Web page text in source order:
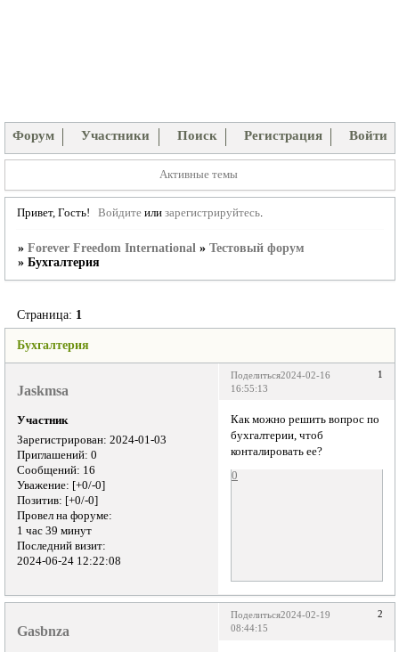
Форум Участники Поиск Регистрация Войти
Активные темы
Привет, Гость! Войдитеили зарегистрируйтесь.
» Forever Freedom International » Тестовый форум
» Бухгалтерия
Бухгалтерия
Страница: 1
Поделиться 1
2024-02-16
16:55:13
Jaskmsa
Участник
Зарегистрирован: 2024-01-03
Приглашений: 0
Сообщений: 16
Уважение: [+0/-0]
Позитив: [+0/-0]
Провел на форуме:
1 час 39 минут
Последний визит:
2024-06-24 12:22:08
Как можно решить вопрос по
бухгалтерии, чтоб
конталировать ее?
0
Поделиться 2
2024-02-19
08:44:15
Gasbnza